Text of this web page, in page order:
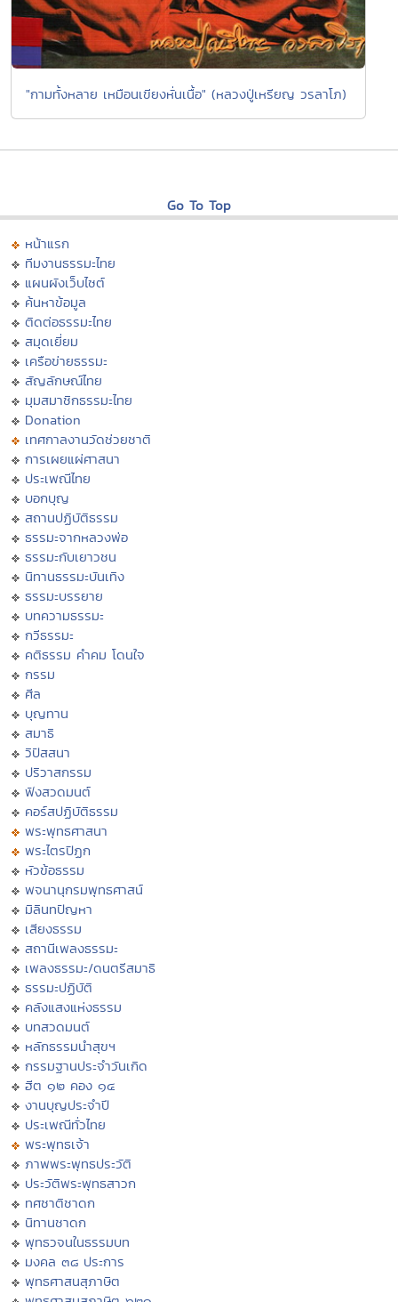
"กามทั้งหลาย เหมือนเขียงหั่นเนื้อ" (หลวงปู่เหรียญ วรลาโภ)
Go To Top
หน้าแรก
ทีมงานธรรมะไทย
แผนผังเว็บไซต์
ค้นหาข้อมูล
ติดต่อธรรมะไทย
สมุดเยี่ยม
เครือข่ายธรรมะ
สัญลักษณ์ไทย
มุมสมาชิกธรรมะไทย
Donation
เทศกาลงานวัดช่วยชาติ
การเผยแผ่ศาสนา
ประเพณีไทย
บอกบุญ
สถานปฏิบัติธรรม
ธรรมะจากหลวงพ่อ
ธรรมะกับเยาวชน
นิทานธรรมะบันเทิง
ธรรมะบรรยาย
บทความธรรมะ
กวีธรรมะ
คติธรรม คำคม โดนใจ
กรรม
ศีล
บุญทาน
สมาธิ
วิปัสสนา
ปริวาสกรรม
ฟังสวดมนต์
คอร์สปฏิบัติธรรม
พระพุทธศาสนา
พระไตรปิฏก
หัวข้อธรรม
พจนานุกรมพุทธศาสน์
มิลินทปัญหา
เสียงธรรม
สถานีเพลงธรรมะ
เพลงธรรมะ/ดนตรีสมาธิ
ธรรมะปฏิบัติ
คลังแสงแห่งธรรม
บทสวดมนต์
หลักธรรมนำสุขฯ
กรรมฐานประจำวันเกิด
ฮีต ๑๒ คอง ๑๔
งานบุญประจำปี
ประเพณีทั่วไทย
พระพุทธเจ้า
ภาพพระพุทธประวัติ
ประวัติพระพุทธสาวก
ทศชาติชาดก
นิทานชาดก
พุทธวจนในธรรมบท
มงคล ๓๘ ประการ
พุทธศาสนสุภาษิต